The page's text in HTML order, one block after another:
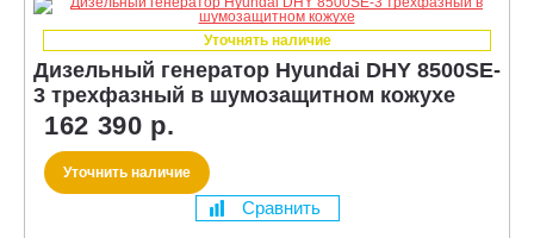
Уточнять наличие
Дизельный генератор Hyundai DHY 8500SE-
3 трехфазный в шумозащитном кожухе
162 390 р.
Уточнить наличие
Сравнить